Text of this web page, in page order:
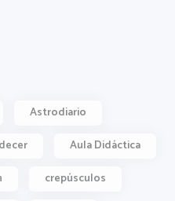
Astrodiario
Aula Didáctica
crepúsculos